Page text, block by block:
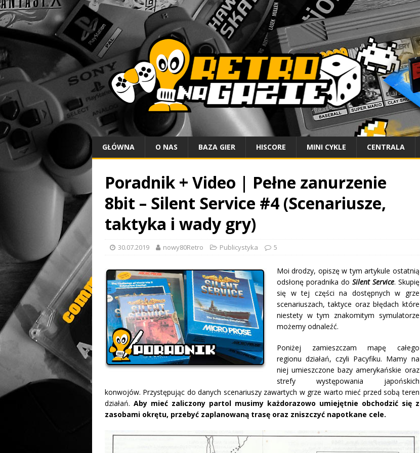
GŁÓWNA O NAS BAZA GIER HISCORE MINI CYKLE CENTRALA
Poradnik + Video | Pełne zanurzenie
8bit – Silent Service #4 (Scenariusze,
taktyka i wady gry)
30.07.2019 nowy80Retro Publicystyka 5
Moi drodzy, opiszę w tym artykule ostatnią
odsłonę poradnika do Silent Service. Skupię
się w tej części na dostępnych w grze
scenariuszach, taktyce oraz błędach które
niestety w tym znakomitym symulatorze
możemy odnaleźć.
Poniżej zamieszczam mapę całego
regionu działań, czyli Pacyfiku. Mamy na
niej umieszczone bazy amerykańskie oraz
strefy występowania japońskich
konwojów. Przystępując do danych scenariuszy zawartych w grze warto mieć przed sobą teren
działań. Aby mieć zaliczony partol musimy każdorazowo umiejętnie obchodzić się z
zasobami okrętu, przebyć zaplanowaną trasę oraz zniszczyć napotkane cele.